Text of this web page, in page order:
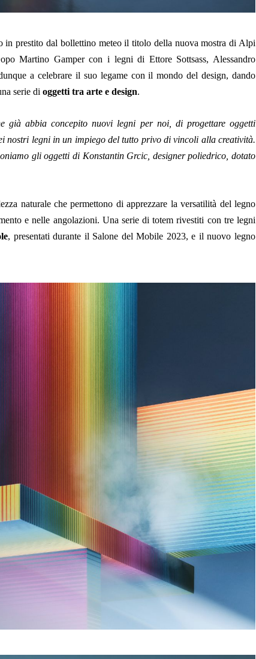
in prestito dal bollettino meteoil titolo della nuova mostra di Alpi
Martino Gamper con i legni di Ettore Sottsass, Alessandro
a celebrare il suo legame con il mondo del design, dando
serie di oggetti tra arte e design.
già abbia concepito nuovi legni per noi, di progettare oggetti
nostri legni in un impiego del tutto privo di vincoli alla creatività.
gli oggetti di Konstantin Grcic, designer poliedrico, dotato
naturale che permettono di apprezzare la versatilità del legno
e nelle angolazioni. Una serie di totem rivestiti con tre legni
, presentati durante il Salone del Mobile 2023, e il nuovo legno